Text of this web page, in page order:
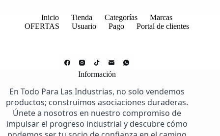
Inicio Tienda Categorías
Marcas
OFERTAS
Usuario Pago Portal de clientes
Información
En Todo Para Las Industrias, no solo vendemos
productos; construimos asociaciones duraderas.
Únete a nosotros en nuestro compromiso de
impulsar el progreso industrial y descubre cómo